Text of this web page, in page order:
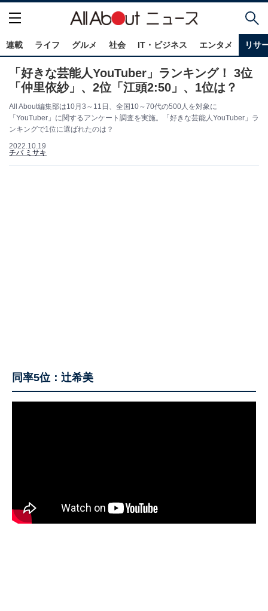
連載 ライフ グルメ 社会 IT・ビジネス エンタメ リサ
「好きな芸能人YouTuber」ランキング！ 3位
「仲里依紗」、2位「江頭2:50」、1位は？
All About編集部は10月3～11日、全国10～70代の500人を対象に
「YouTuber」に関するアンケート調査を実施。「好きな芸能人YouTuber」ラ
ンキングで1位に選ばれたのは？
2022.10.19
チバ ミサキ
同率5位：辻希美